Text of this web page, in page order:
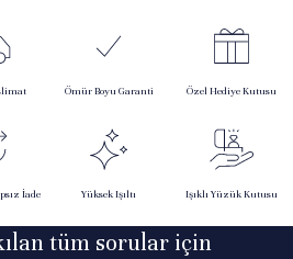
Ömür Boyu Garanti Özel Hediye Kutusu
İade Yüksek Işıltı Işıklı Yüzük Kutusu
tüm sorular için